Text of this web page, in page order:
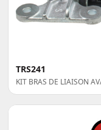
TRS241
KIT BRAS DE LIAISON